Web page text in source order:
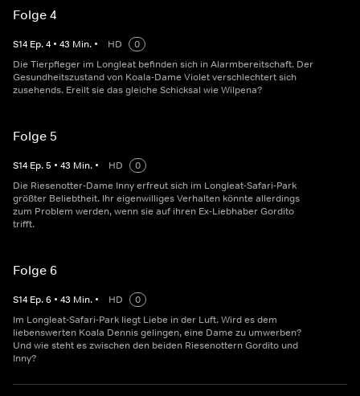
Folge 4
S14 Ep.4 • 43 Min. • HD
0
Die Tierpfleger im Longleat befinden sich in Alarmbereitschaft. Der
Gesundheitszustand von Koala-Dame Violet verschlechtert sich
zusehends. Ereilt sie das gleiche Schicksal wie Wilpena?
Folge 5
S14 Ep.5 • 43 Min. • HD
0
Die Riesenotter-Dame Inny erfreut sich im Longleat-Safari-Park
größter Beliebtheit. Ihr eigenwilliges Verhalten könnte allerdings
zum Problem werden, wenn sie auf ihren Ex-Liebhaber Gordito
trifft.
Folge 6
S14 Ep.6 • 43 Min. • HD
0
Im Longleat-Safari-Park liegt Liebe in der Luft. Wird es dem
liebenswerten Koala Dennis gelingen, eine Dame zu umwerben?
Und wie steht es zwischen den beiden Riesenottern Gordito und
Inny?